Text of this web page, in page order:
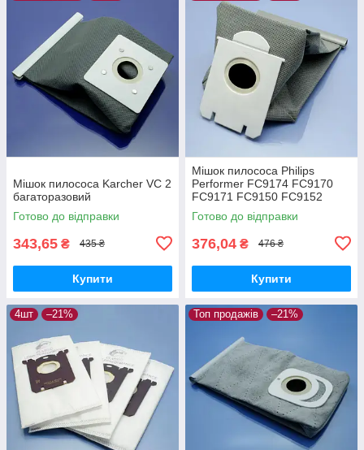
Мішок пилососа Karcher VC 2
багаторазовий
Готово до відправки
343,65 ₴ 435 ₴
Купити
Мішок пилососа Philips
Performer FC9174 FC9170
FC9171 FC9150 FC9152
FC9160 FC9162 FC9166
FC9173 FC9175 FC9176
Готово до відправки
376,04 ₴ 476 ₴
Купити
4шт –21% Топ продажів –21%